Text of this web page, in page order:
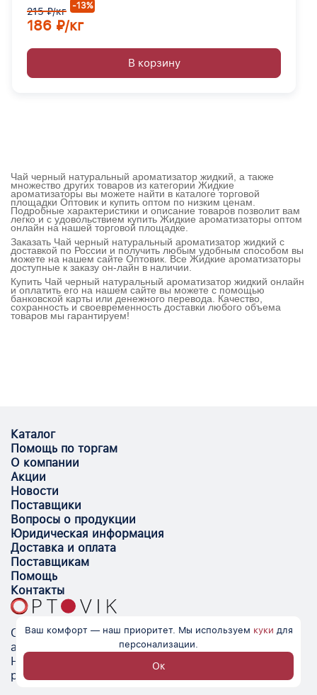
215 ₽/кг -13%
186 ₽/кг
В корзину
Чай черный натуральный ароматизатор жидкий, а также
множество других товаров из категории Жидкие
ароматизаторы вы можете найти в каталоге торговой
площадки Оптовик и купить оптом по низким ценам.
Подробные характеристики и описание товаров позволит вам
легко и с удовольствием купить Жидкие ароматизаторы оптом
онлайн на нашей торговой площадке.
Заказать Чай черный натуральный ароматизатор жидкий с
доставкой по России и получить любым удобным способом вы
можете на нашем сайте Оптовик. Все Жидкие ароматизаторы
доступные к заказу он-лайн в наличии.
Купить Чай черный натуральный ароматизатор жидкий онлайн
и оплатить его на нашем сайте вы можете с помощью
банковской карты или денежного перевода. Качество,
сохранность и своевременность доставки любого объема
товаров мы гарантируем!
Optovik.com - электронная площадка для
автоматизации закупок и поиска поставщиков.
Низкие цены, надёжные контрагенты и удобство
работы.
Каталог
Помощь по торгам
О компании
Акции
Новости
Поставщики
Вопросы о продукции
Юридическая информация
Доставка и оплата
Поставщикам
Помощь
Контакты
Ваш комфорт — наш приоритет. Мы используем куки для
персонализации.
Ок